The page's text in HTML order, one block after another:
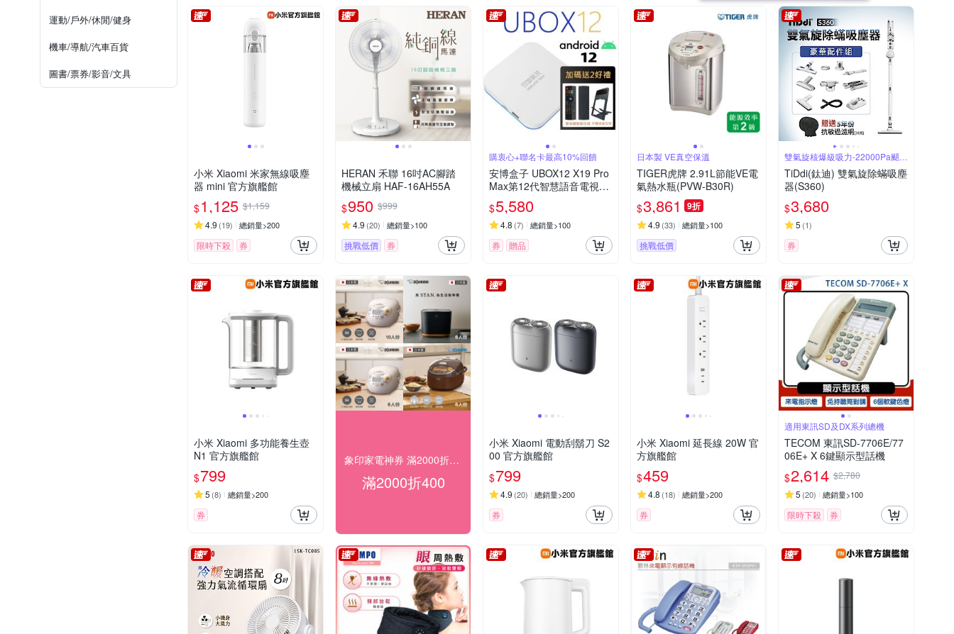
運動/戶外/休閒/健身
機車/導航/汽車百貨
圖書/票券/影音/文具
小米 Xiaomi 米家無線吸塵
器 mini 官方旗艦館
$1,125 $1,159
4.9 (19) 總銷量>200
限時下殺 券
HERAN 禾聯 16吋AC腳踏
機械立扇 HAF-16AH55A
$950 $999
4.9 (20) 總銷量>100
挑戰低價 券
購衷心+聯名卡最高10%回饋
安博盒子 UBOX12 X19 Pro
Max第12代智慧語音電視盒
純淨版
$5,580
4.8 (7) 總銷量>100
券 贈品
日本製 VE真空保溫
TIGER虎牌 2.91L節能VE電
氣熱水瓶(PVW-B30R)
$3,861 9折
4.9 (33) 總銷量>100
挑戰低價
雙氣旋核爆級吸力-22000Pa颶風
橫掃
TiDdi(鈦迪) 雙氣旋除蟎吸塵
器(S360)
$3,680
5 (1)
券
小米 Xiaomi 多功能養生壺
N1 官方旗艦館
$799
5 (8) 總銷量>200
券
象印家電神券 滿2000折400(可累計)
滿2000折400
小米 Xiaomi 電動刮鬍刀 S2
00 官方旗艦館
$799
4.9 (20) 總銷量>200
券
小米 Xiaomi 延長線 20W 官
方旗艦館
$459
4.8 (18) 總銷量>200
券
適用東訊SD及DX系列總機
TECOM 東訊SD-7706E/77
06E+ X 6鍵顯示型話機
$2,614 $2,780
5 (20) 總銷量>100
限時下殺 券